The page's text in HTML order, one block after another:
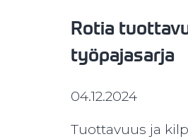
Rotia
työpajasarja
04.12.2024
Tuottavuus ja